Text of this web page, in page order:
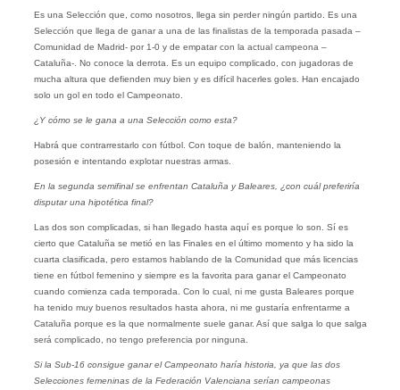
Es una Selección que, como nosotros, llega sin perder ningún partido. Es una
Selección que llega de ganar a una de las finalistas de la temporada pasada –
Comunidad de Madrid- por 1-0 y de empatar con la actual campeona –
Cataluña-. No conoce la derrota. Es un equipo complicado, con jugadoras de
mucha altura que defienden muy bien y es difícil hacerles goles. Han encajado
solo un gol en todo el Campeonato.
¿Y cómo se le gana a una Selección como esta?
Habrá que contrarrestarlo con fútbol. Con toque de balón, manteniendo la
posesión e intentando explotar nuestras armas.
En la segunda semifinal se enfrentan Cataluña y Baleares, ¿con cuál preferiría
disputar una hipotética final?
Las dos son complicadas, si han llegado hasta aquí es porque lo son. Sí es
cierto que Cataluña se metió en las Finales en el último momento y ha sido la
cuarta clasificada, pero estamos hablando de la Comunidad que más licencias
tiene en fútbol femenino y siempre es la favorita para ganar el Campeonato
cuando comienza cada temporada. Con lo cual, ni me gusta Baleares porque
ha tenido muy buenos resultados hasta ahora, ni me gustaría enfrentarme a
Cataluña porque es la que normalmente suele ganar. Así que salga lo que salga
será complicado, no tengo preferencia por ninguna.
Si la Sub-16 consigue ganar el Campeonato haría historia, ya que las dos
Selecciones femeninas de la Federación Valenciana serían campeonas